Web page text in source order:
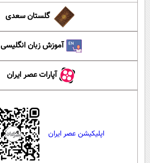
گلستان سعدی
آموزش زبان انگلیسی
آپارات عصر ایران
اپلیکیشن عصر ایران